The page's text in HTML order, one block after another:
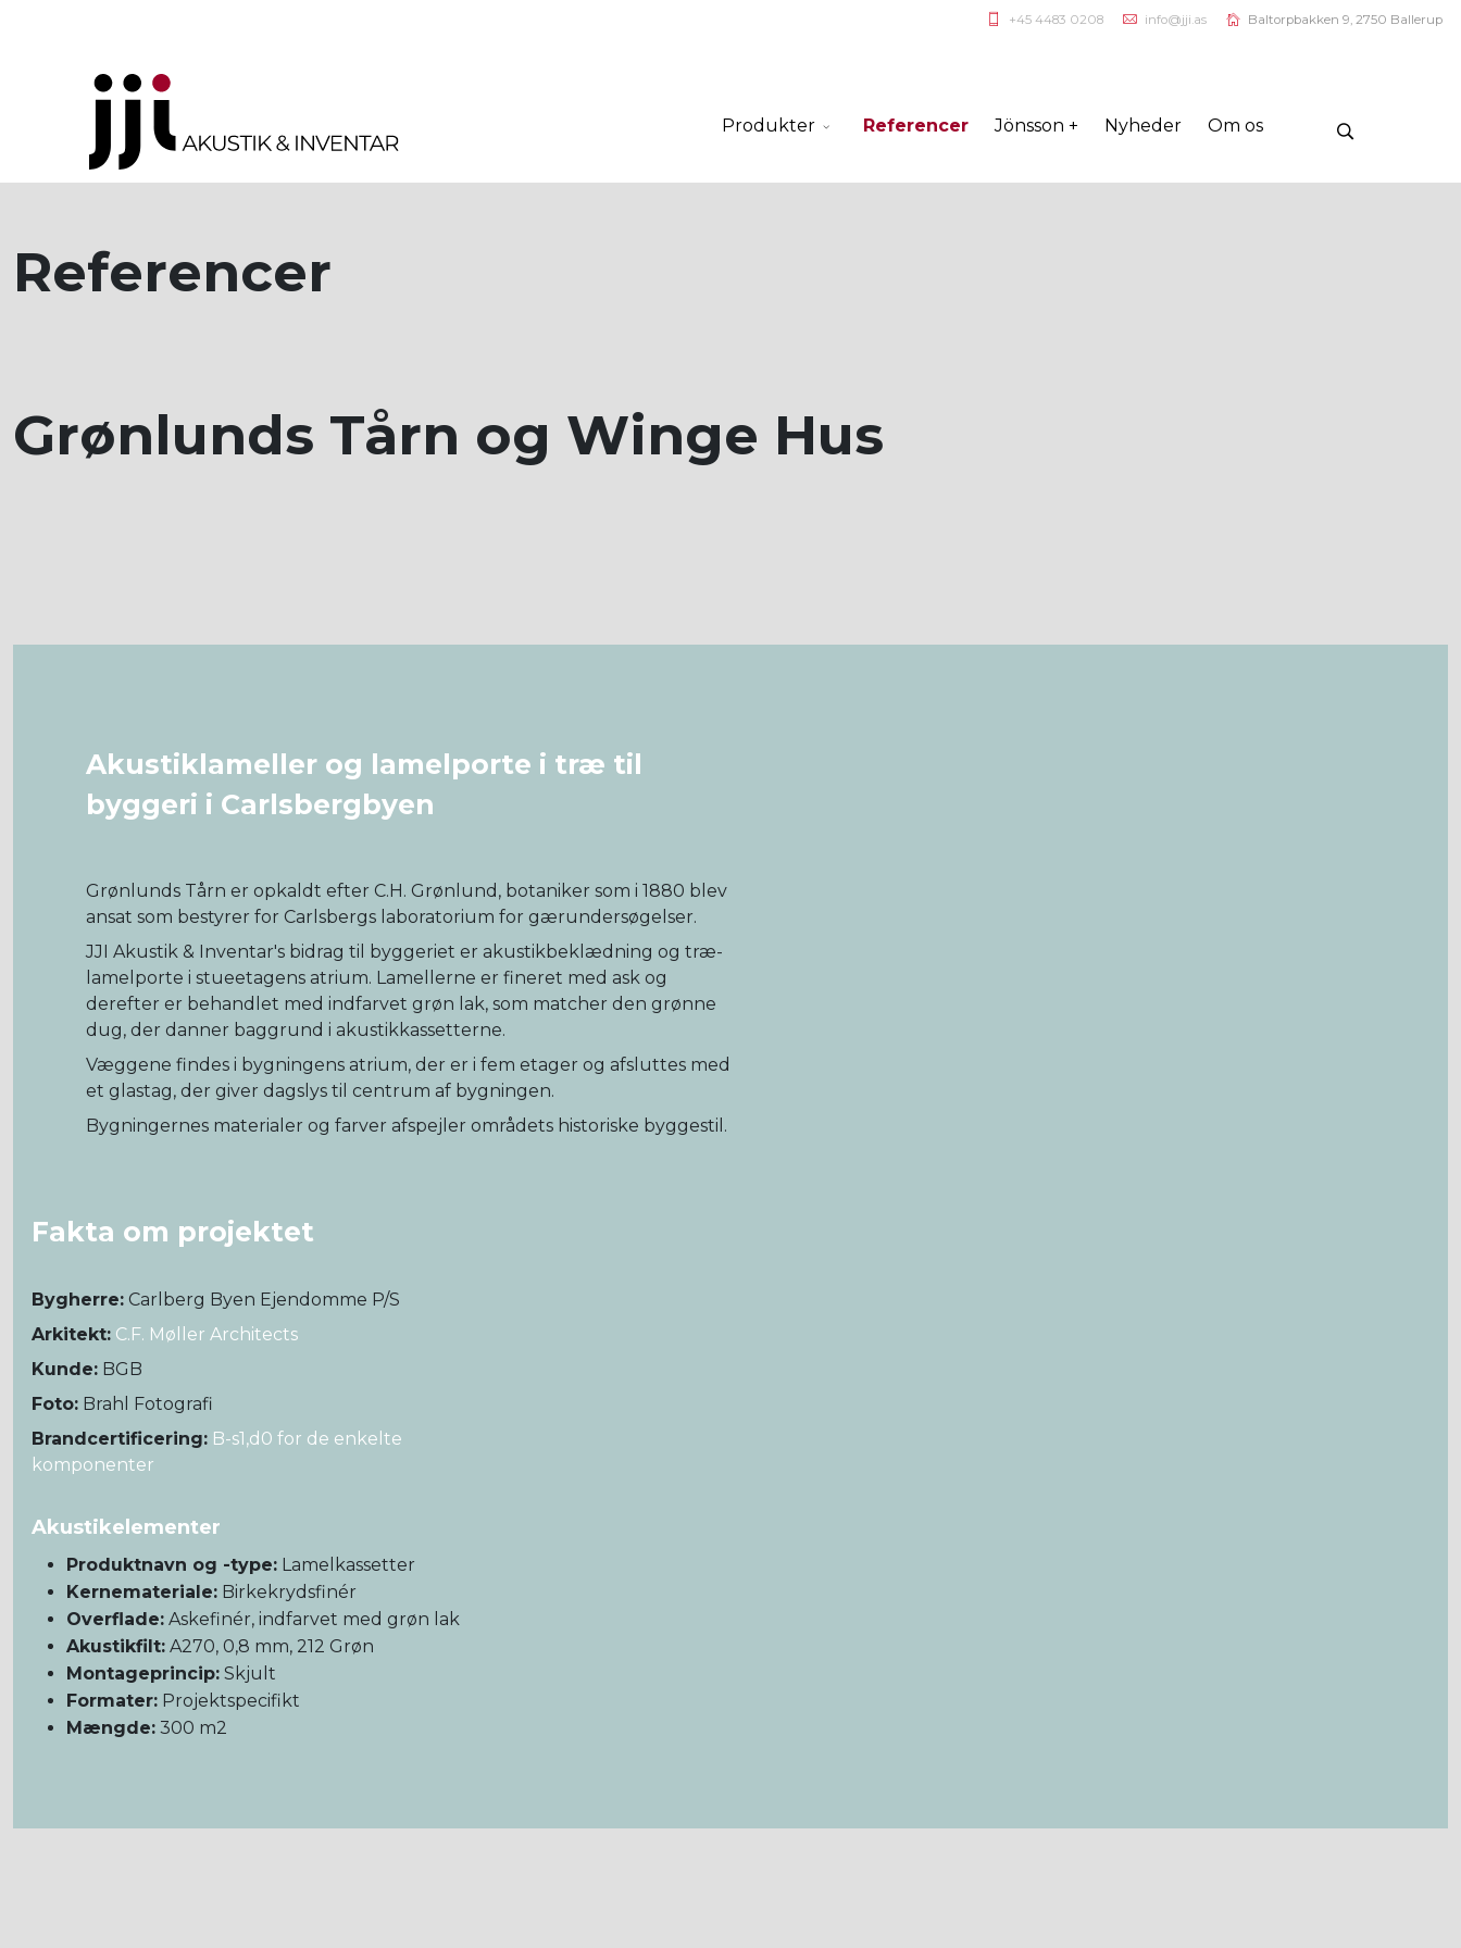
+45 4483 0208 info@jji.as Baltorpbakken 9, 2750 Ballerup
Produkter Referencer Jönsson + Nyheder Om os
Referencer
Grønlunds Tårn og Winge Hus
Akustiklameller og lamelporte i træ til
byggeri i Carlsbergbyen
Grønlunds Tårn er opkaldt efter C.H. Grønlund, botaniker som i 1880 blev
ansat som bestyrer for Carlsbergs laboratorium for gærundersøgelser.
JJI Akustik & Inventar's bidrag til byggeriet er akustikbeklædning og træ-
lamelporte i stueetagens atrium. Lamellerne er fineret med ask og
derefter er behandlet med indfarvet grøn lak, som matcher den grønne
dug, der danner baggrund i akustikkassetterne.
Væggene findes i bygningens atrium, der er i fem etager og afsluttes med
et glastag, der giver dagslys til centrum af bygningen.
Bygningernes materialer og farver afspejler områdets historiske byggestil.
Fakta om projektet
Bygherre: Carlberg Byen Ejendomme P/S
Arkitekt: C.F. Møller Architects
Kunde: BGB
Foto: Brahl Fotografi
Brandcertificering: B-s1,d0 for de enkelte
komponenter
Akustikelementer
Produktnavn og -type: Lamelkassetter
Kernemateriale: Birkekrydsfinér
Overflade: Askefinér, indfarvet med grøn lak
Akustikfilt: A270, 0,8 mm, 212 Grøn
Montageprincip: Skjult
Formater: Projektspecifikt
Mængde: 300 m2